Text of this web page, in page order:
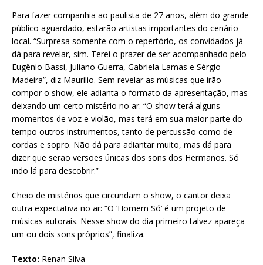
Para fazer companhia ao paulista de 27 anos, além do grande
público aguardado, estarão artistas importantes do cenário
local. “Surpresa somente com o repertório, os convidados já
dá para revelar, sim. Terei o prazer de ser acompanhado pelo
Eugênio Bassi, Juliano Guerra, Gabriela Lamas e Sérgio
Madeira”, diz Maurílio. Sem revelar as músicas que irão
compor o show, ele adianta o formato da apresentação, mas
deixando um certo mistério no ar. “O show terá alguns
momentos de voz e violão, mas terá em sua maior parte do
tempo outros instrumentos, tanto de percussão como de
cordas e sopro. Não dá para adiantar muito, mas dá para
dizer que serão versões únicas dos sons dos Hermanos. Só
indo lá para descobrir.”
Cheio de mistérios que circundam o show, o cantor deixa
outra expectativa no ar: “O ‘Homem Só’ é um projeto de
músicas autorais. Nesse show do dia primeiro talvez apareça
um ou dois sons próprios”, finaliza.
Texto: Renan Silva